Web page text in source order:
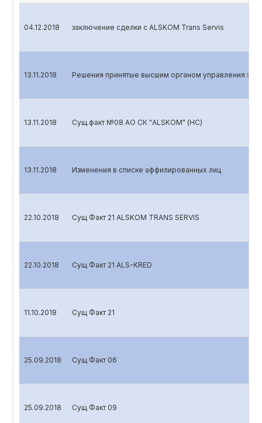
04.12.2018 заключение сделки с ALSKOM Trans Servis
13.11.2018 Решения принятые высшим органом управления
13.11.2018 Сущ.факт №08 АО СК "ALSKOM" (НС)
13.11.2018 Изменения в списке аффилированных лиц
22.10.2018 Сущ Факт 21 ALSKOM TRANS SERVIS
22.10.2018 Сущ Факт 21 ALS-KRED
11.10.2018 Сущ Факт 21
25.09.2018 Сущ Факт 06
25.09.2018 Сущ Факт 09